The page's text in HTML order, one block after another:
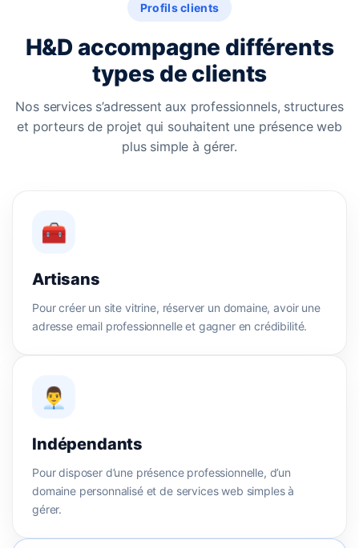
Profils clients
H&D accompagne différents
types de clients
Nos services s’adressent aux professionnels, structures
et porteurs de projet qui souhaitent une présence web
plus simple à gérer.
🧰
Artisans
Pour créer un site vitrine, réserver un domaine, avoir une
adresse email professionnelle et gagner en crédibilité.
👨‍💼
Indépendants
Pour disposer d’une présence professionnelle, d’un
domaine personnalisé et de services web simples à
gérer.